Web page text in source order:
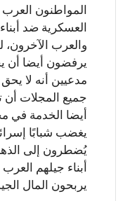
المواطنون
العسكرية ضد
والعرب
يرفضون أيضا أن
مدعيين أنه لا
جميع المجلات أن
أيضا الخدمة في
يغضب شبابًا
يُضطرون إلى
أبناء جيلهم
يربحون المال